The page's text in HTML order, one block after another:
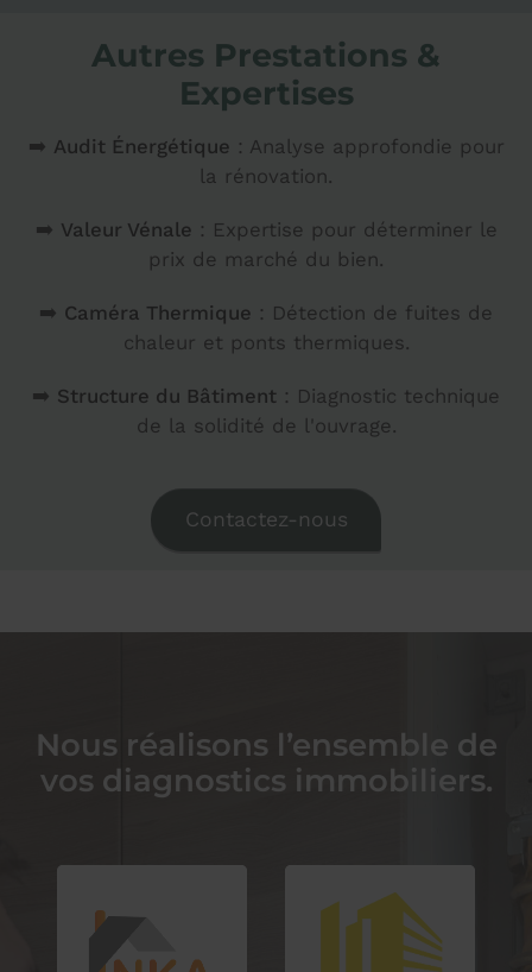
Autres Prestations &
Expertises
➡️ Audit Énergétique : Analyse approfondie pour
la rénovation.
➡️ Valeur Vénale : Expertise pour déterminer le
prix de marché du bien.
➡️ Caméra Thermique : Détection de fuites de
chaleur et ponts thermiques.
➡️ Structure du Bâtiment : Diagnostic technique
de la solidité de l'ouvrage.
Contactez-nous
Nous réalisons l’ensemble de
vos diagnostics immobiliers.